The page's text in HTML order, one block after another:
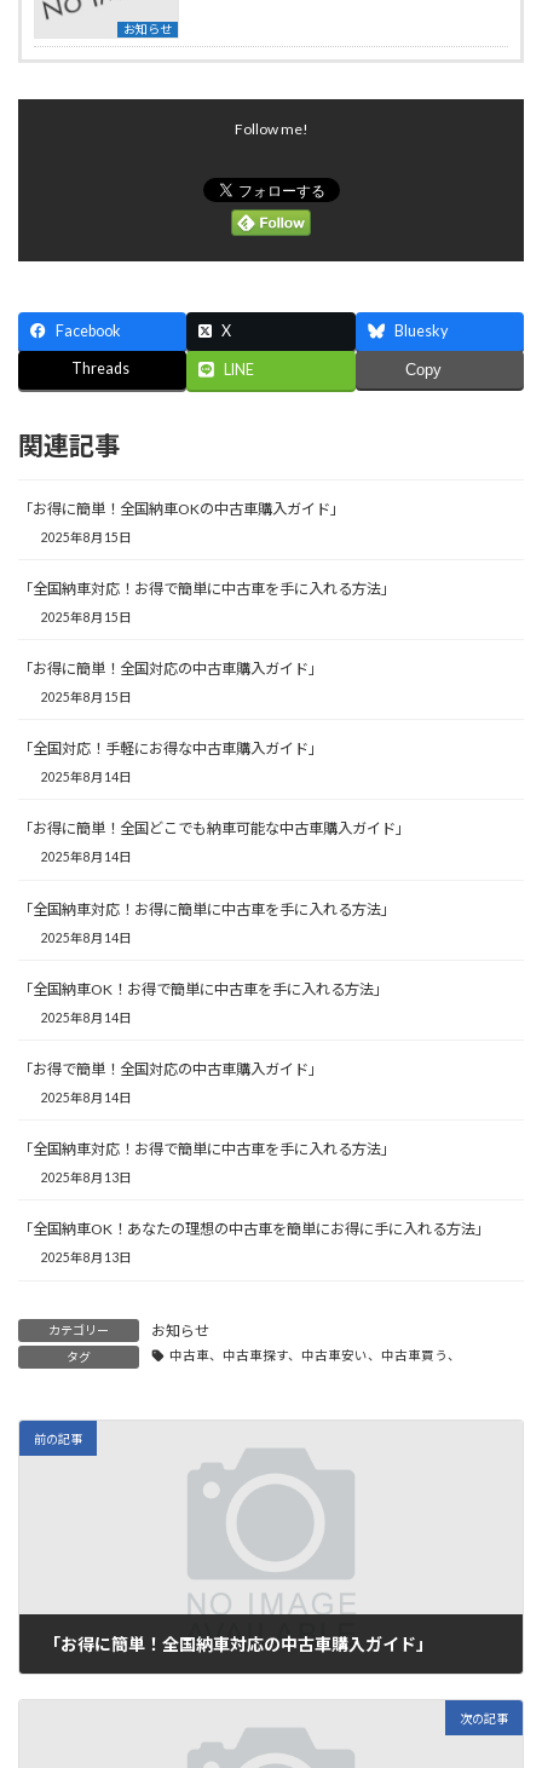
お知らせ
Follow me!
Facebook X Bluesky
Threads LINE Copy
関連記事
「お得に簡単！全国納車OKの中古車購入ガイド」
2025年8月15日
「全国納車対応！お得で簡単に中古車を手に入れる方法」
2025年8月15日
「お得に簡単！全国対応の中古車購入ガイド」
2025年8月15日
「全国対応！手軽にお得な中古車購入ガイド」
2025年8月14日
「お得に簡単！全国どこでも納車可能な中古車購入ガイド」
2025年8月14日
「全国納車対応！お得に簡単に中古車を手に入れる方法」
2025年8月14日
「全国納車OK！お得で簡単に中古車を手に入れる方法」
2025年8月14日
「お得で簡単！全国対応の中古車購入ガイド」
2025年8月14日
「全国納車対応！お得で簡単に中古車を手に入れる方法」
2025年8月13日
「全国納車OK！あなたの理想の中古車を簡単にお得に手に入れる方法」
2025年8月13日
カテゴリー お知らせ
タグ 中古車、中古車探す、中古車安い、中古車買う、
前の記事
「お得に簡単！全国納車対応の中古車購入ガイド」
次の記事